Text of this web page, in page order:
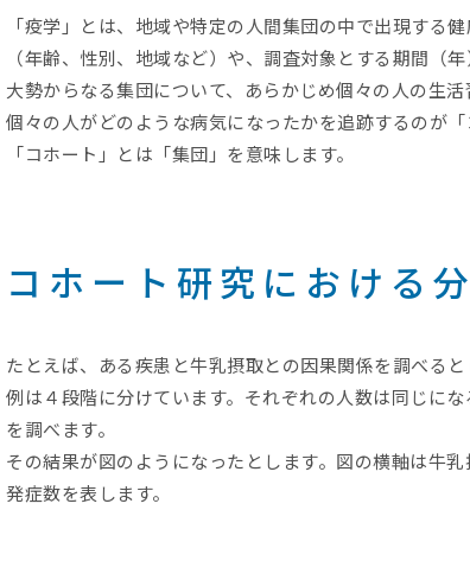
「疫学」とは、地域や特定の人間集団の中で出現する
（年齢、性別、地域など）や、調査対象とする期間（
大勢からなる集団について、あらかじめ個々の人の生
個々の人がどのような病気になったかを追跡するのが「
「コホート」とは「集団」を意味します。
コホート研究における
たとえば、ある疾患と牛乳摂取との因果関係を調べる
例は４段階に分けています。それぞれの人数は同じに
を調べます。
その結果が図のようになったとします。図の横軸は牛
発症数を表します。